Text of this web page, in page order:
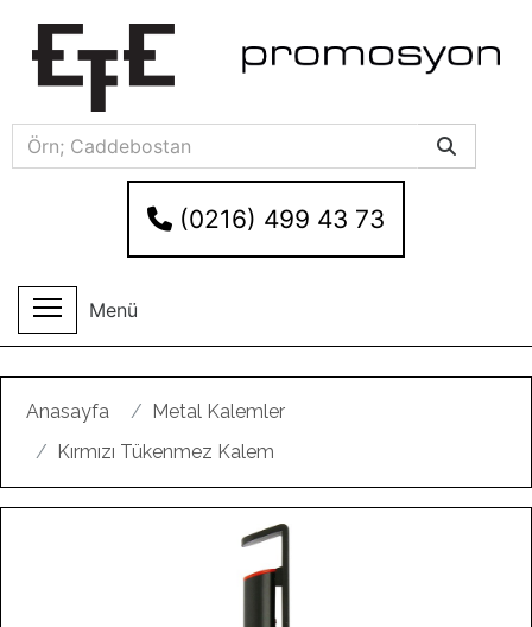
(0216) 499 43 73
Menü
Anasayfa
Metal Kalemler
Kırmızı Tükenmez Kalem